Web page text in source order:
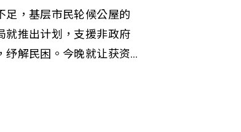
务、师友指导计划实习机
援。「置地公司家基金」
青年，当中包括为离开院
来自不同族裔的青年。 置
玉怡女士表示：「『置
足，基层市民轮候公屋的
就推出计划，支援非政府
纾解民困。今晚就让获资
详情。点击重温：香港
#房屋供应#房屋局#善导